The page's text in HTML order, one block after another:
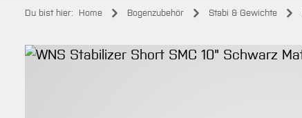
Du bist hier: Home Bogenzubehör Stabi & Gewichte
Bildergalerie überspringen